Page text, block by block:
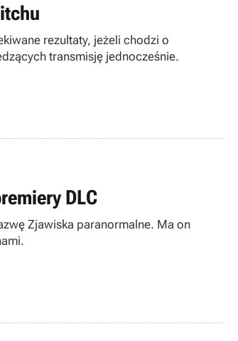
rezultaty, jeżeli chodzi o
transmisję jednocześnie.
DLC
Zjawiska paranormalne. Ma on